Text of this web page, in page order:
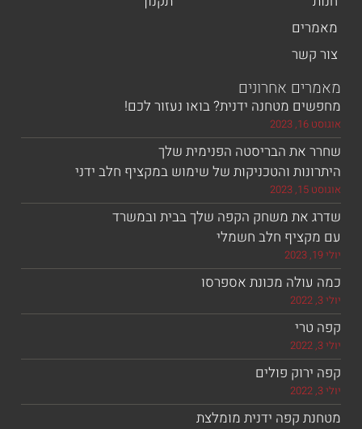
אחרונים
מטחנה ידנית? בואו נעזור לכם!
הבריסטה הפנימית שלך
והטכניקות של שימוש במקציף חלב ידני
משחק הקפה שלך בבית ובמשרד
חלב חשמלי
מכונת אספרסו
פולים
קפה ידנית מומלצת